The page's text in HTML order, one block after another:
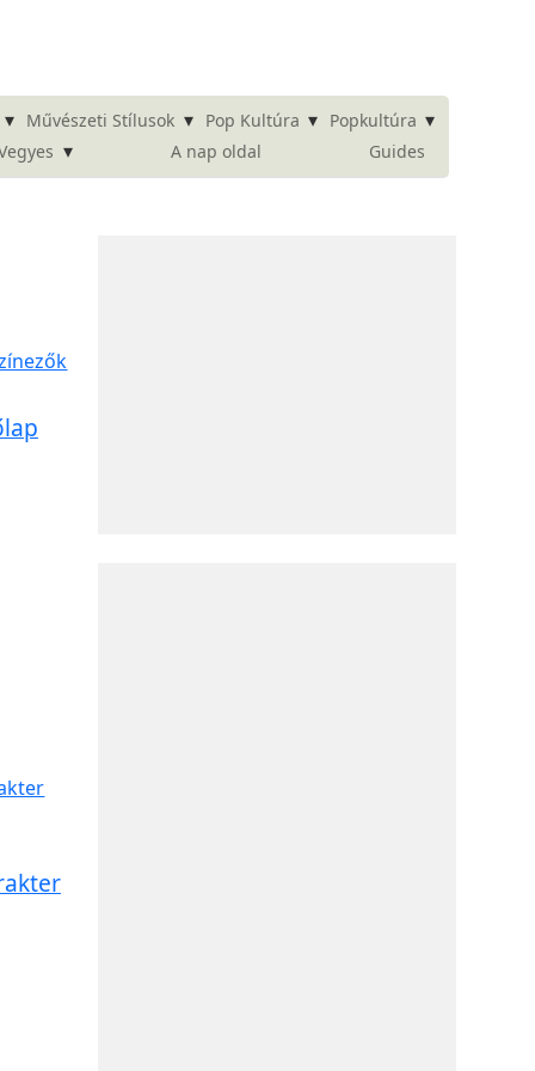
▾ Művészeti Stílusok ▾ Pop Kultúra ▾ Popkultúra ▾
▾ A nap oldal Guides